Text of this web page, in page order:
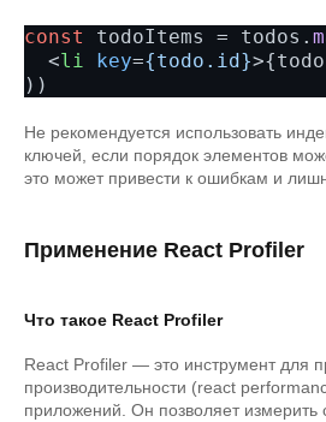
const todoItems = todos.
<li key={todo.id}>
Не рекомендуется использовать
ключей, если порядок элементов
это может привести к ошибкам и
Применение React Profiler
Что такое React Profiler
React Profiler — это инструмент для
производительности (react
приложений. Он позволяет измерить